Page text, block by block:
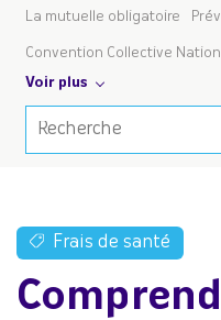
La mutuelle obligatoire
Convention Collective
Voir plus
Frais de santé